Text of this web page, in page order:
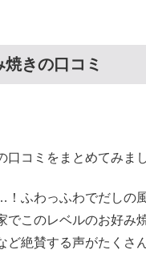
きの口コミ
口コミをまとめてみま
ふわっふわでだしの
でこのレベルのお好み
ど絶賛する声がたくさ